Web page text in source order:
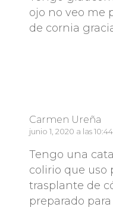
ojo no veo me
de cornia
Carmen Ureña
junio 1, 2020 a las
Tengo una
colirio que uso
trasplante de
preparado